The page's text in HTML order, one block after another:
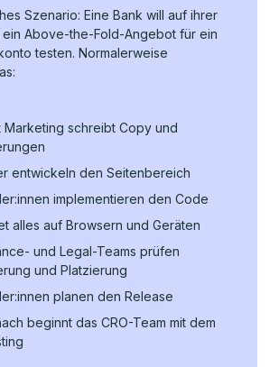
Szenario: Eine Bank will auf ihrer
Above-the-Fold-Angebot für ein
testen. Normalerweise
Marketing schreibt Copy und
entwickeln den Seitenbereich
implementieren den Code
alles auf Browsern und Geräten
und Legal-Teams prüfen
und Platzierung
planen den Release
beginnt das CRO-Team mit dem